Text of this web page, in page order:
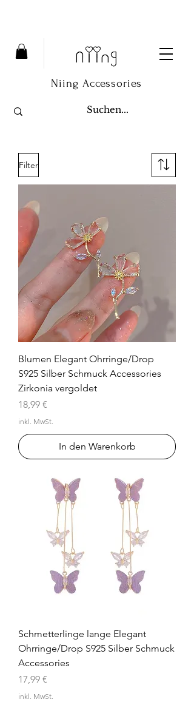
Niing Accessories
Filter
Blumen Elegant Ohrringe/Drop
S925 Silber Schmuck Accessories
Zirkonia vergoldet
Preis
18,99 €
inkl. MwSt.
In den Warenkorb
Schmetterlinge lange Elegant
Ohrringe/Drop S925 Silber Schmuck
Accessories
Preis
17,99 €
inkl. MwSt.